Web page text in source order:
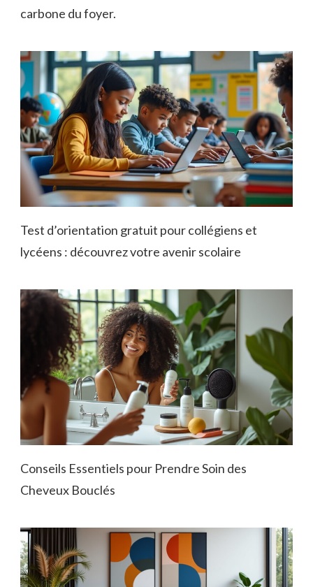
carbone du foyer.
Test d’orientation gratuit pour collégiens et
lycéens : découvrez votre avenir scolaire
Conseils Essentiels pour Prendre Soin des
Cheveux Bouclés